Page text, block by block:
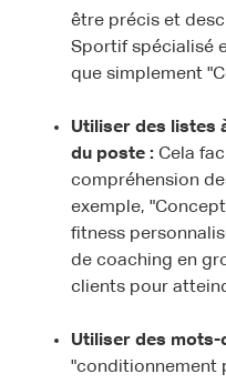
être précis et
Sportif spécialisé
que simplement
Utiliser des listes
du poste : Cela
compréhension
exemple,
fitness
de coaching en
clients pour
Utiliser des mots-
"conditionnement